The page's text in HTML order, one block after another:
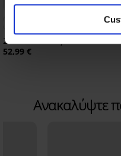
2PACK Μπλουζάκι MEN-A
52,99 €
Ανακαλύψτε